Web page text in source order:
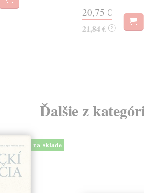
20,75 €
21,84 € ?
Ďalšie z
na sklade